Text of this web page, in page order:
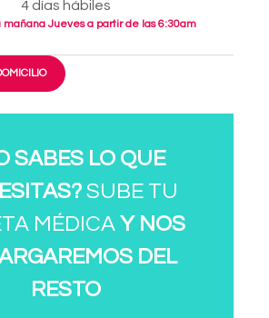
4 días hábiles
mañana Jueves a partir de las 6:30am
SABES LO QUE
SUBE TU
MÉDICA Y NOS
DEL
RESTO